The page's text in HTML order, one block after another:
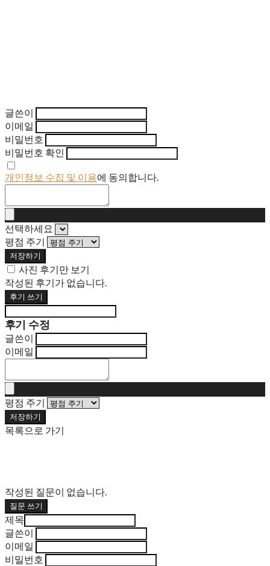
글쓴이
이메일
비밀번호
비밀번호 확인
개인정보 수집 및 이용에 동의합니다.
선택하세요
평점 주기
저장하기
사진 후기만 보기
작성된 후기가 없습니다.
후기 쓰기
후기 수정
글쓴이
이메일
평점 주기
저장하기
목록으로 가기
작성된 질문이 없습니다.
질문 쓰기
제목
글쓴이
이메일
비밀번호